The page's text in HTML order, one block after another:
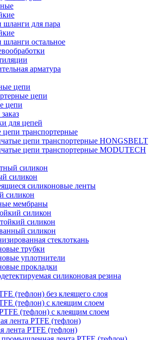
шланги для пара
шланги остальное
арматура
цепи
цепи
цепи
для цепей
цепи транспортерные
цепи транспортерные HONGSBELT
цепи транспортерные MODUTECH
силикон
силикон
силиконовые ленты
силикон
мембраны
силикон
силикон
силикон
стеклоткань
трубки
уплотнители
прокладки
силиконовая резина
(тефлон) без клеящего слоя
(тефлон) с клеящим слоем
(тефлон) с клеящим слоем
лента PTFE (тефлон)
лента PTFE (тефлон)